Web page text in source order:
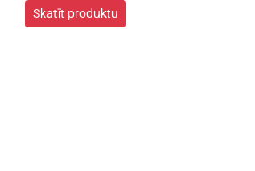
Skatīt produktu